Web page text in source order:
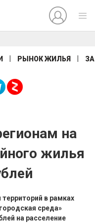
РЫНОК ЖИЛЬЯ
на
жилья
в рамках
среда»
на расселение